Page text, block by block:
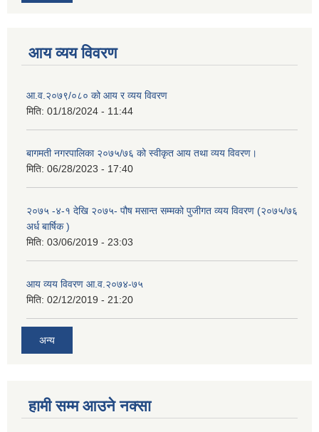
आय व्यय विवरण
आ.व.२०७९/०८० को आय र व्यय विवरण
मिति: 01/18/2024 - 11:44
बागमती नगरपालिका २०७५/७६ को स्वीकृत आय तथा व्यय विवरण।
मिति: 06/28/2023 - 17:40
२०७५ -४-१ देखि २०७५- पौष मसान्त सम्मको पुजीगत व्यय विवरण (२०७५/७६
अर्ध बार्षिक )
मिति: 03/06/2019 - 23:03
आय व्यय विवरण आ.व.२०७४-७५
मिति: 02/12/2019 - 21:20
अन्य
हामी सम्म आउने नक्सा